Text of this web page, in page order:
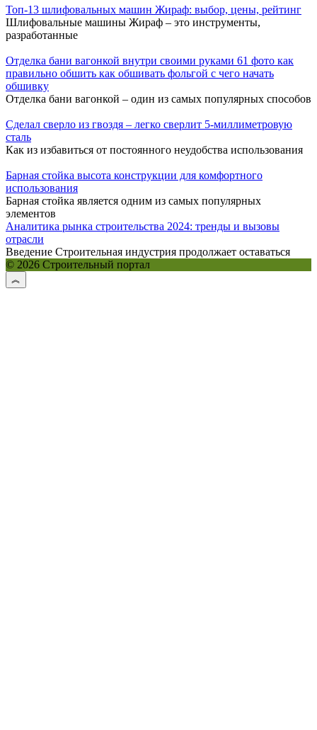
Топ-13 шлифовальных машин Жираф: выбор, цены, рейтинг
Шлифовальные машины Жираф – это инструменты,
разработанные
Отделка бани вагонкой внутри своими руками 61 фото как
правильно обшить как обшивать фольгой с чего начать
обшивку
Отделка бани вагонкой – один из самых популярных способов
Сделал сверло из гвоздя – легко сверлит 5-миллиметровую
сталь
Как из избавиться от постоянного неудобства использования
Барная стойка высота конструкции для комфортного
использования
Барная стойка является одним из самых популярных
элементов
Аналитика рынка строительства 2024: тренды и вызовы
отрасли
Введение Строительная индустрия продолжает оставаться
© 2026 Строительный портал